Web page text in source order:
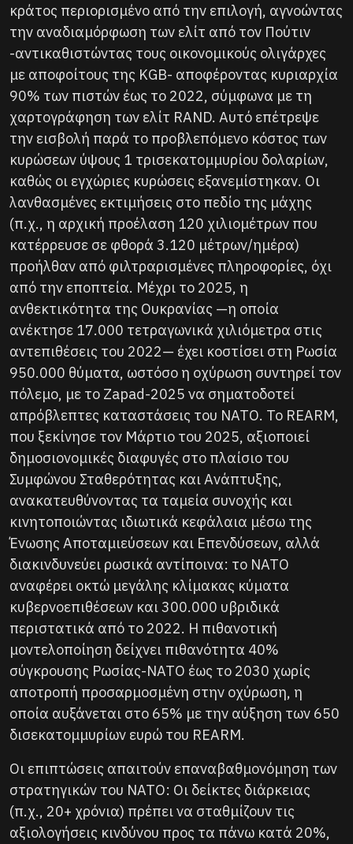
κράτος περιορισμένο από την επιλογή, αγνοώντας
την αναδιαμόρφωση των ελίτ από τον Πούτιν
-αντικαθιστώντας τους οικονομικούς ολιγάρχες
με αποφοίτους της KGB- αποφέροντας κυριαρχία
90% των πιστών έως το 2022, σύμφωνα με τη
χαρτογράφηση των ελίτ RAND. Αυτό επέτρεψε
την εισβολή παρά το προβλεπόμενο κόστος των
κυρώσεων ύψους 1 τρισεκατομμυρίου δολαρίων,
καθώς οι εγχώριες κυρώσεις εξανεμίστηκαν. Οι
λανθασμένες εκτιμήσεις στο πεδίο της μάχης
(π.χ., η αρχική προέλαση 120 χιλιομέτρων που
κατέρρευσε σε φθορά 3.120 μέτρων/ημέρα)
προήλθαν από φιλτραρισμένες πληροφορίες, όχι
από την εποπτεία. Μέχρι το 2025, η
ανθεκτικότητα της Ουκρανίας —η οποία
ανέκτησε 17.000 τετραγωνικά χιλιόμετρα στις
αντεπιθέσεις του 2022— έχει κοστίσει στη Ρωσία
950.000 θύματα, ωστόσο η οχύρωση συντηρεί τον
πόλεμο, με το Zapad-2025 να σηματοδοτεί
απρόβλεπτες καταστάσεις του ΝΑΤΟ. Το REARM,
που ξεκίνησε τον Μάρτιο του 2025, αξιοποιεί
δημοσιονομικές διαφυγές στο πλαίσιο του
Συμφώνου Σταθερότητας και Ανάπτυξης,
ανακατευθύνοντας τα ταμεία συνοχής και
κινητοποιώντας ιδιωτικά κεφάλαια μέσω της
Ένωσης Αποταμιεύσεων και Επενδύσεων, αλλά
διακινδυνεύει ρωσικά αντίποινα: το ΝΑΤΟ
αναφέρει οκτώ μεγάλης κλίμακας κύματα
κυβερνοεπιθέσεων και 300.000 υβριδικά
περιστατικά από το 2022. Η πιθανοτική
μοντελοποίηση δείχνει πιθανότητα 40%
σύγκρουσης Ρωσίας-ΝΑΤΟ έως το 2030 χωρίς
αποτροπή προσαρμοσμένη στην οχύρωση, η
οποία αυξάνεται στο 65% με την αύξηση των 650
δισεκατομμυρίων ευρώ του REARM.
Οι επιπτώσεις απαιτούν επαναβαθμονόμηση των
στρατηγικών του ΝΑΤΟ: Οι δείκτες διάρκειας
(π.χ., 20+ χρόνια) πρέπει να σταθμίζουν τις
αξιολογήσεις κινδύνου προς τα πάνω κατά 20%,